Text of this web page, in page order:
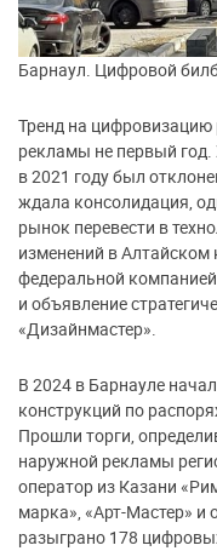
Барнаул. Цифровой
Тренд на
рекламы не первый год.
в 2021 году был
ждала консолидация,
рынок перевести в
изменений в
федеральной
и объявление
«Дизайнмастер».
В 2024 в Барнауле
конструкций по
Прошли торги,
наружной рекламы
оператор из Казани
марка», «Арт-Мастер» и
разыграно 178